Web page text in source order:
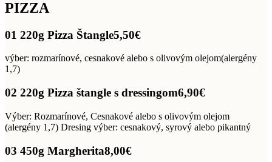
PIZZA
01 220g Pizza Štangle5,50€
výber: rozmarínové, cesnakové alebo s olivovým olejom(alergény
1,7)
02 220g Pizza štangle s dressingom6,90€
Výber: Rozmarínové, Cesnakové alebo s olivovým olejom
(alergény 1,7) Dresing výber: cesnakový, syrový alebo pikantný
03 450g Margherita8,00€